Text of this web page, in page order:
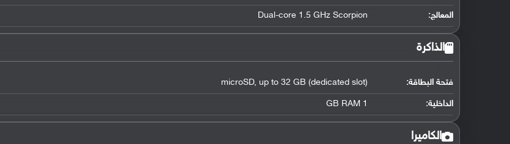
المعالج:
Dual-core 1.5 GHz Scorpion
الذاكرة
فتحة البطاقة: microSD, up to 32 GB (dedicated slot)
الداخلية: 1 GB RAM
الكاميرا